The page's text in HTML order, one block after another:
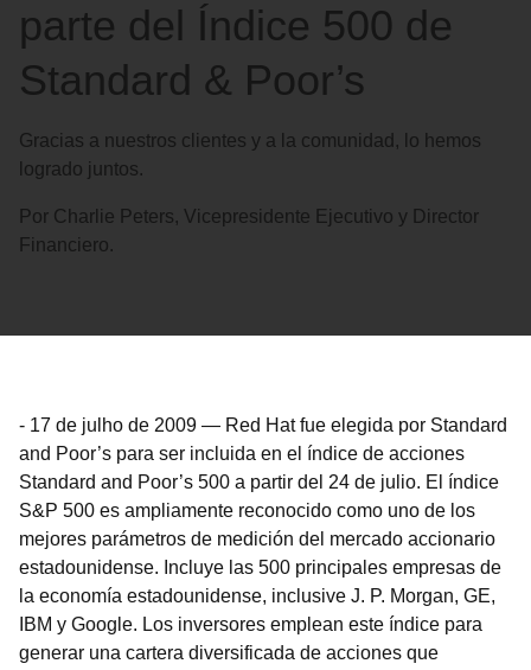
parte del Índice 500 de
Standard & Poor’s
Gracias a nuestros clientes y a la comunidad, lo hemos
logrado juntos.
Por Charlie Peters, Vicepresidente Ejecutivo y Director
Financiero.
- 17 de julho de 2009 — Red Hat fue elegida por Standard
and Poor’s para ser incluida en el índice de acciones
Standard and Poor’s 500 a partir del 24 de julio. El índice
S&P 500 es ampliamente reconocido como uno de los
mejores parámetros de medición del mercado accionario
estadounidense. Incluye las 500 principales empresas de
la economía estadounidense, inclusive J. P. Morgan, GE,
IBM y Google. Los inversores emplean este índice para
generar una cartera diversificada de acciones que